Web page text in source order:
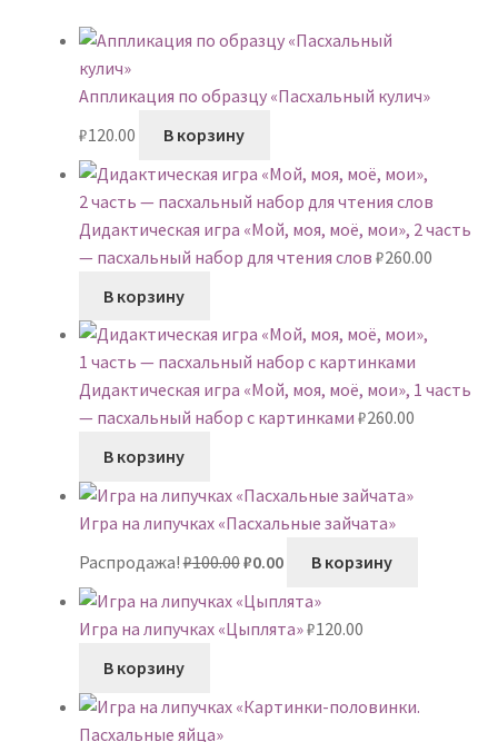
недавние
Аппликация по образцу «Пасхальный кулич»
₽120.00 В корзину
Дидактическая игра «Мой, моя, моё, мои», 2 часть
— пасхальный набор для чтения слов ₽260.00
В корзину
Дидактическая игра «Мой, моя, моё, мои», 1 часть
— пасхальный набор с картинками ₽260.00
В корзину
Игра на липучках «Пасхальные зайчата»
Распродажа!₽100.00
составляла
₽100.00.
₽0.00
₽0.00.
В корзину
Игра на липучках «Цыплята»₽120.00
В корзину